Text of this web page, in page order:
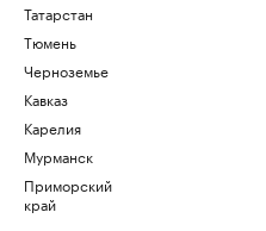
Татарстан
Тюмень
Черноземье
Кавказ
Карелия
Мурманск
Приморский
край